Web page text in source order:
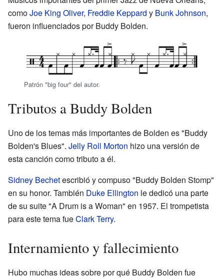
comoJoe King Oliver, Freddie Keppard y Bunk Johnson,
fueron influenciados por Buddy Bolden.
Patrón "big four" del autor.
Tributos a Buddy Bolden
Uno de los temas más importantes de Bolden es "Buddy
Bolden's Blues". Jelly Roll Morton hizo una versión de
esta canción como tributo a él.
Sidney Bechetescribió y compuso "Buddy Bolden Stomp"
en su honor. También Duke Ellington le dedicó una parte
de su suite "A Drum is a Woman" en 1957. El trompetista
para este tema fueClark Terry.
Internamiento y fallecimiento
Hubo muchas ideas sobre por qué Buddy Bolden fue